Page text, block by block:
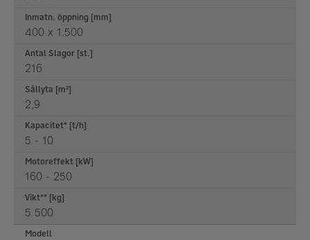
Inmatn. öppning [mm]
400 x 1.500
Antal Slagor [st.]
216
Sållyta [m²]
2,9
Kapacitet* [t/h]
5 - 10
Motoreffekt [kW]
160 - 250
Vikt** [kg]
5 500
Modell